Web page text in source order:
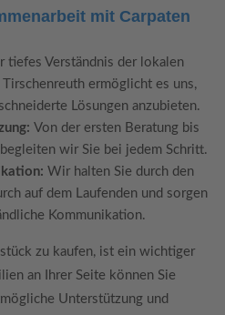
mit Carpaten
tiefes Verständnis der lokalen
ermöglicht es uns,
Lösungen anzubieten.
Von der ersten Beratung bis
wir Sie bei jedem Schritt.
Wir halten Sie durch den
auf dem Laufenden und sorgen
Kommunikation.
zu kaufen, ist ein wichtiger
an Ihrer Seite können Sie
Unterstützung und